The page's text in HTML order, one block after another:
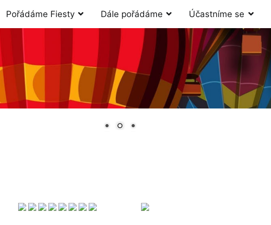
Pořádáme Fiesty Dále pořádáme Účastníme se